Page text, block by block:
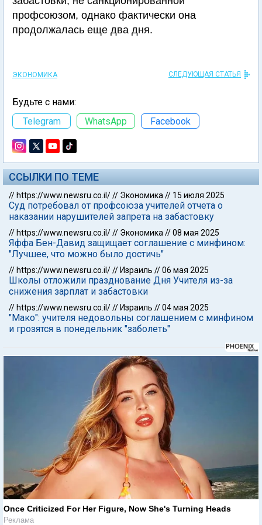
профсоюзом, однако фактически она
продолжалась еще два дня.
ЭКОНОМИКА СЛЕДУЮЩАЯ СТАТЬЯ
Будьте с нами:
Telegram
WhatsApp Facebook
ССЫЛКИ ПО ТЕМЕ
// https://www.newsru.co.il/// Экономика // 15 июля 2025
Суд потребовал от профсоюза учителей отчета о
наказании нарушителей запрета на забастовку
// https://www.newsru.co.il/// Экономика //08 мая 2025
Яффа Бен-Давид защищает соглашение с минфином:
"Лучшее, что можно было достичь"
// https://www.newsru.co.il/// Израиль //06 мая 2025
Школы отложили празднование Дня Учителя из-за
снижения зарплат и забастовки
// https://www.newsru.co.il/// Израиль //04 мая 2025
"Мако": учителя недовольны соглашением с минфином
и грозятся в понедельник "заболеть"
Once Criticized For Her Figure, Now She's Turning Heads
Реклама